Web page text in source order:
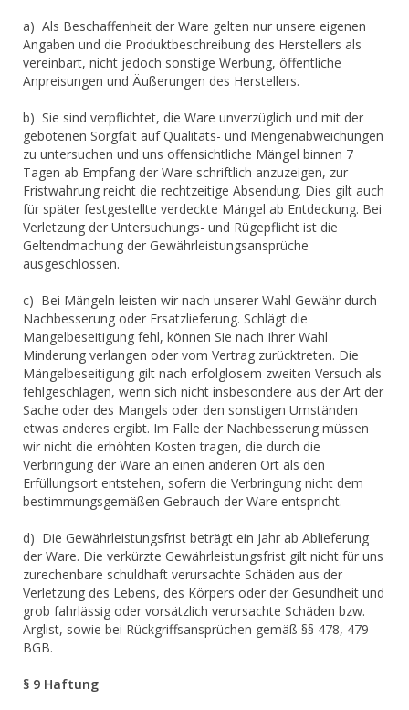
a) Als Beschaffenheit der Ware gelten nur unsere eigenen
Angaben und die Produktbeschreibung des Herstellers als
vereinbart, nicht jedoch sonstige Werbung, öffentliche
Anpreisungen und Äußerungen des Herstellers.
b) Sie sind verpflichtet, die Ware unverzüglich und mit der
gebotenen Sorgfalt auf Qualitäts- und Mengenabweichungen
zu untersuchen und uns offensichtliche Mängel binnen 7
Tagen ab Empfang der Ware schriftlich anzuzeigen, zur
Fristwahrung reicht die rechtzeitige Absendung. Dies gilt auch
für später festgestellte verdeckte Mängel ab Entdeckung. Bei
Verletzung der Untersuchungs- und Rügepflicht ist die
Geltendmachung der Gewährleistungsansprüche
ausgeschlossen.
c) Bei Mängeln leisten wir nach unserer Wahl Gewähr durch
Nachbesserung oder Ersatzlieferung. Schlägt die
Mangelbeseitigung fehl, können Sie nach Ihrer Wahl
Minderung verlangen oder vom Vertrag zurücktreten. Die
Mängelbeseitigung gilt nach erfolglosem zweiten Versuch als
fehlgeschlagen, wenn sich nicht insbesondere aus der Art der
Sache oder des Mangels oder den sonstigen Umständen
etwas anderes ergibt. Im Falle der Nachbesserung müssen
wir nicht die erhöhten Kosten tragen, die durch die
Verbringung der Ware an einen anderen Ort als den
Erfüllungsort entstehen, sofern die Verbringung nicht dem
bestimmungsgemäßen Gebrauch der Ware entspricht.
d) Die Gewährleistungsfrist beträgt ein Jahr ab Ablieferung
der Ware. Die verkürzte Gewährleistungsfrist gilt nicht für uns
zurechenbare schuldhaft verursachte Schäden aus der
Verletzung des Lebens, des Körpers oder der Gesundheit und
grob fahrlässig oder vorsätzlich verursachte Schäden bzw.
Arglist, sowie bei Rückgriffsansprüchen gemäß §§ 478, 479
BGB.
§ 9 Haftung